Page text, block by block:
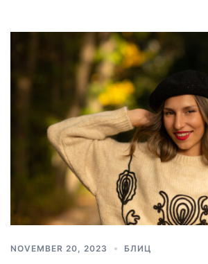
NOVEMBER 20, 2023 БЛИЦ